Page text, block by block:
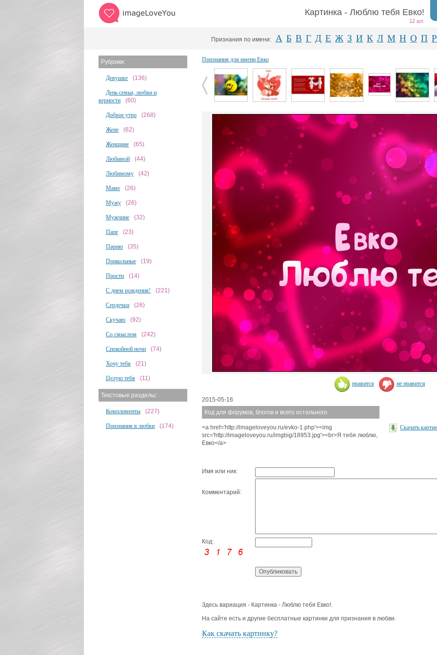
Картинка - Люблю тебя Евко!
12 шт.
Признания по имени: А Б В Г Д Е Ж З И К Л М Н О П Р
Рубрики:
Девушке (136)
День семьи, любви и
верности
(60)
Доброе утро (268)
Жене (62)
Женщине (65)
Любимой (44)
Любимому (42)
Маме (26)
Мужу (26)
Мужчине (32)
Папе (23)
Парню (35)
Прикольные (19)
Прости (14)
С днем рождения! (221)
Сердечки (26)
Скучаю (92)
Со смыслом (242)
Спокойной ночи (74)
Хочу тебя (21)
Целую тебя (11)
Текстовые разделы:
Комплименты (227)
Признания в любви (174)
Признания для имени Евко
нравится не нравится
2015-05-16
Код для форумов, блогов и всего остального
<a href='http://imageloveyou.ru/evko-1.php'><img
src='http://imageloveyou.ru/imgbig/18953.jpg'><br>Я тебя люблю,
Евко</a>
Скачать
Имя или ник:
Комментарий:
Код:
Здесь вариация - Картинка - Люблю тебя Евко!.
На сайте есть и другие бесплатные картинки для признания в любви.
Как скачать картинку?